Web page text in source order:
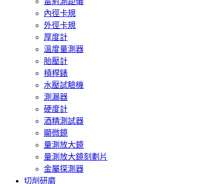
內徑卡規
外徑卡規
厚度計
溫度量測器
胎壓計
槓桿錶
水壓試驗機
測漏器
硬度計
酒精測試器
顯微鏡
量測放大鏡
量測放大鏡刻劃片
金屬探測器
切削研磨